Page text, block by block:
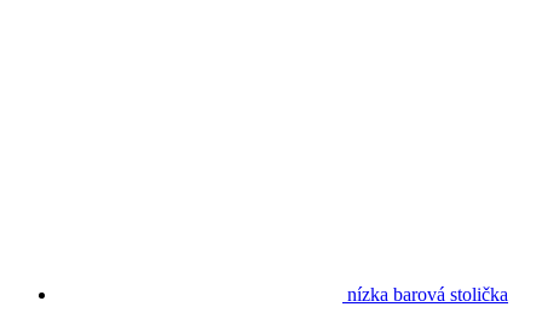
nízka barová stolička